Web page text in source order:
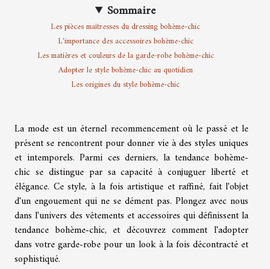
Sommaire
Les pièces maîtresses du dressing bohème-chic
L'importance des accessoires bohème-chic
Les matières et couleurs de la garde-robe bohème-chic
Adopter le style bohème-chic au quotidien
Les origines du style bohème-chic
La mode est un éternel recommencement où le passé et le
présent se rencontrent pour donner vie à des styles uniques
et intemporels. Parmi ces derniers, la tendance bohème-
chic se distingue par sa capacité à conjuguer liberté et
élégance. Ce style, à la fois artistique et raffiné, fait l'objet
d'un engouement qui ne se dément pas. Plongez avec nous
dans l'univers des vêtements et accessoires qui définissent la
tendance bohème-chic, et découvrez comment l'adopter
dans votre garde-robe pour un look à la fois décontracté et
sophistiqué.